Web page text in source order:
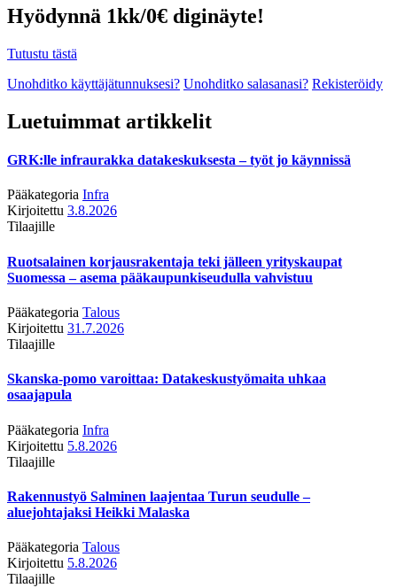
Hyödynnä 1kk/0€ diginäyte!
Tutustu tästä
Unohditko käyttäjätunnuksesi? Unohditko salasanasi? Rekisteröidy
Luetuimmat artikkelit
GRK:lle infraurakka datakeskuksesta – työt jo käynnissä
Pääkategoria Infra
Kirjoitettu 3.8.2026
Tilaajille
Ruotsalainen korjausrakentaja teki jälleen yrityskaupat
Suomessa – asema pääkaupunkiseudulla vahvistuu
Pääkategoria Talous
Kirjoitettu 31.7.2026
Tilaajille
Skanska-pomo varoittaa: Datakeskustyömaita uhkaa
osaajapula
Pääkategoria Infra
Kirjoitettu 5.8.2026
Tilaajille
Rakennustyö Salminen laajentaa Turun seudulle –
aluejohtajaksi Heikki Malaska
Pääkategoria Talous
Kirjoitettu 5.8.2026
Tilaajille